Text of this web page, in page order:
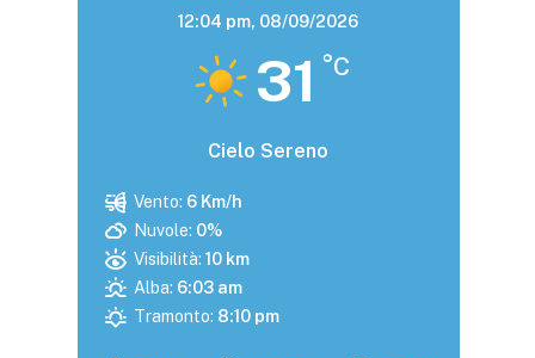
12:04 pm, 08/09/2026
31 °C
Cielo Sereno
Vento: 6 Km/h
Nuvole: 0%
Visibilità: 10 km
Alba: 6:03 am
Tramonto: 8:10 pm